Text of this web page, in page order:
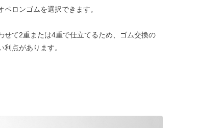
ロンゴムを選択できます。
せて2重または4重で仕立てるため、ゴム交換の
利点があります。